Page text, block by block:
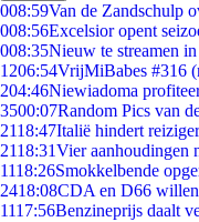
008:59Van de Zandschulp
008:56Excelsior opent
008:35Nieuw te streamen in
1206:54VrijMiBabes #316
204:46Niewiadoma
3500:07Random Pics van
2118:47Italië hindert
2118:31Vier aanhoudingen
1118:26Smokkelbende
2418:08CDA en D66 willen
1117:56Benzineprijs daalt